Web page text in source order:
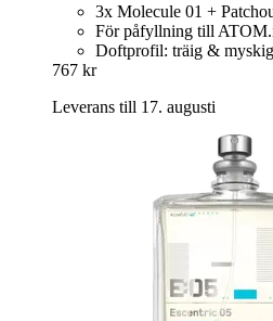
3x Molecule 01 +
För påfyllning till
Doftprofil: träig & myskig
767 kr
Leverans till 17. augusti